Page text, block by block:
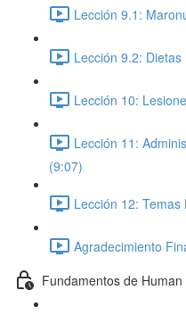
Lección 9.1:
Lección 9.2: Dietas
Lección 10:
Lección 11:
(9:07)
Lección 12: Temas
Agradecimiento
Fundamentos de Human